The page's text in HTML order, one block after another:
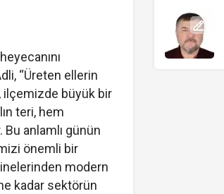
“Üreten ellerin
ilçemizde büyük bir
teri, hem
Bu anlamlı günün
önemli bir
modern
kadar sektörün